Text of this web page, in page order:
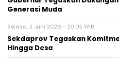
Generasi Muda
Selasa, 2 Juni 2026 - 20:05 WIB
Sekdaprov Tegaskan
Hingga Desa